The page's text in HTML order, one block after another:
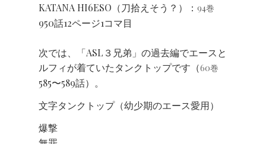
KATANA HI6ESO（刀拾えそう？）： 94巻
950話12ページ1コマ目
次では、「ASL３兄弟」の過去編でエースと
ルフィが着ていたタンクトップです（60巻
585〜589話）。
文字タンクトップ（幼少期のエース愛用）
爆撃